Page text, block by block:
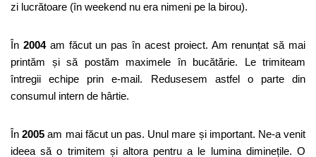
zi lucrătoare (în weekend nu era nimeni pe la birou).
În 2004am făcut un pas în acest proiect. Am renunțat să mai
printăm și să postăm maximele în bucătărie. Le trimiteam
întregii echipe prin e-mail. Redusesem astfel o parte din
consumul intern de hârtie.
În2005 am mai făcut un pas. Unul mare și important. Ne-a venit
ideea să o trimitem și altora pentru a le lumina diminețile. O